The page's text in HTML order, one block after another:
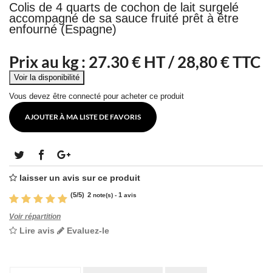
Colis de 4 quarts de cochon de lait surgelé
accompagné de sa sauce fruité prêt à être
enfourné (Espagne)
Prix au kg : 27.30€ HT /28,80 € TTC
Vous devez être connecté pour acheter ce produit
AJOUTER À MA LISTE DE FAVORIS
laisser un avis sur ce produit
(5/5) 2 note(s) - 1 avis
Voir répartition
Lire avis Evaluez-le